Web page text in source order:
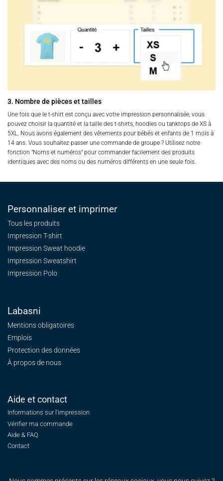
3. Nombre de pièces et tailles
Une fois que le t-shirt est conçu avec votre impression personnalisée, vous
pouvez choisir la quantité et la taille des t-shirts, hoodies ou tanktops de XS à
5XL. Nous avons également des vêtements pour bébés et enfants de 1 mois à
14 ans. Vous souhaitez passer une commande de groupe ? Utilisez notre
fonction "Noms et numéros" pour commander facilement des produits
identiques avec des noms ou des numéros différents en une seule fois.
Personnaliser et imprimer
Tous les produits
Impression T-shirt
Impression Sweat hoodie
Impression Sweatshirt
Impression Polo
Labasni
Mentions obligatoires
Emplois
Protection des données
À propos de nous
Aide et contact
Informations sur l'impression
Vérifier ma commande
Aide & FAQ
Contact